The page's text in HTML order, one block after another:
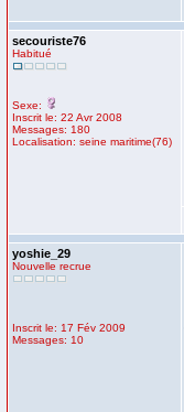
secouriste76
Habitué
Sexe:
Inscrit le: 22 Avr 2008
Messages: 180
Localisation: seine maritime(76)
yoshie_29
Nouvelle recrue
Inscrit le: 17 Fév 2009
Messages: 10